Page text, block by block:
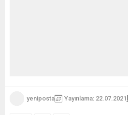
yeniposta Yayınlama: 22.07.2021